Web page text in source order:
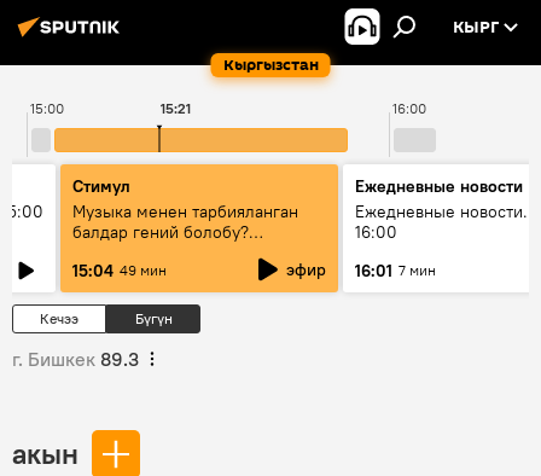
Кыргызстан
КЫРГ
15:00 16:00
15:21
Стимул
Музыка менен тарбияланган
балдар гений болобу?
Кыргыздын жашоосунда
музыканын орду
15:04 49 мин эфир
Ежедневные новости
Ежедневные новости.
16:00
16:01 7 мин
Кечээ Бүгүн
г. Бишкек 89.3
акын